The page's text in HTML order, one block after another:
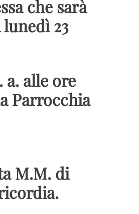
che sarà
lunedì 23
a. alle ore
Parrocchia
M.M. di